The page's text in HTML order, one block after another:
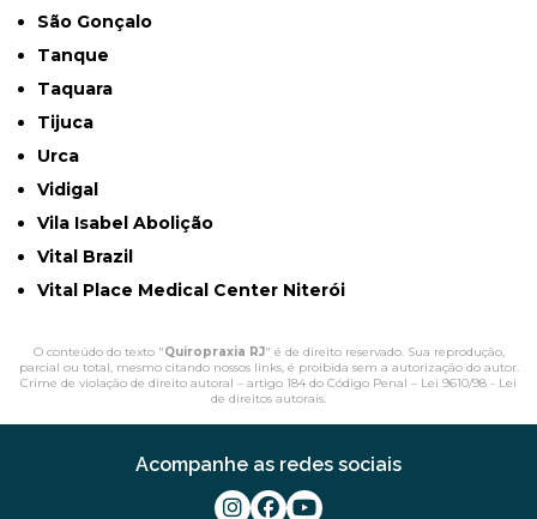
São Gonçalo
Tanque
Taquara
Tijuca
Urca
Vidigal
Vila Isabel Abolição
Vital Brazil
Vital Place Medical Center Niterói
O conteúdo do texto "Quiropraxia RJ" é de direito reservado. Sua reprodução,
parcial ou total, mesmo citando nossos links, é proibida sem a autorização do autor.
Crime de violação de direito autoral – artigo 184 do Código Penal – Lei 9610/98 - Lei
de direitos autorais.
Acompanhe as redes sociais